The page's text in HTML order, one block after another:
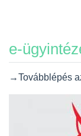
e-
→Továbblépés